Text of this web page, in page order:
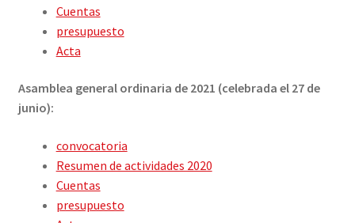
Cuentas
presupuesto
Acta
Asamblea general ordinaria de 2021 (celebrada el 27 de
junio):
convocatoria
Resumen de actividades 2020
Cuentas
presupuesto